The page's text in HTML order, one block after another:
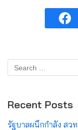
Recent Posts
รัฐบาลผนึกกำลัง สว